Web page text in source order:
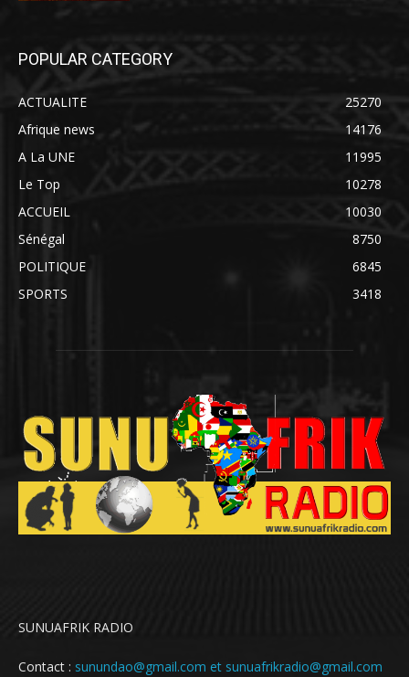
POPULAR CATEGORY
ACTUALITE
25270
Afrique news
14176
A La UNE
11995
Le Top
10278
ACCUEIL
10030
Sénégal
8750
POLITIQUE
6845
SPORTS
3418
SUNUAFRIK RADIO
Contact : sunundao@gmail.com et sunuafrikradio@gmail.com